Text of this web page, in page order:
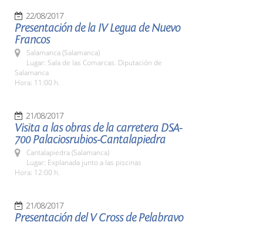
22/08/2017
Presentación de la IV Legua de Nuevo
Francos
Salamanca (Salamanca)
Lugar: Sala de las Comarcas. Diputación de
Salamanca
Hora: 11:00 h.
21/08/2017
Visita a las obras de la carretera DSA-
700 Palaciosrubios-Cantalapiedra
Cantalapiedra (Salamanca)
Lugar: Explanada junto a las piscinas
Hora: 12:00 h.
21/08/2017
Presentación del V Cross de Pelabravo